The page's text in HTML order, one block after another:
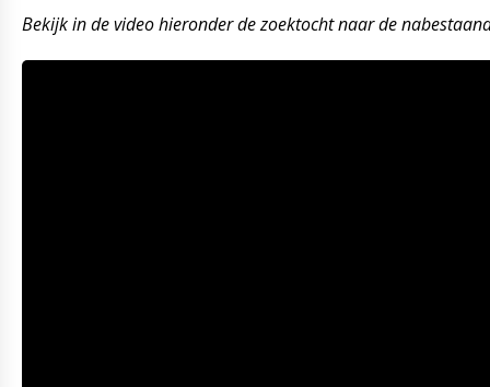
Bekijk in de video hieronder de zoektocht naar de